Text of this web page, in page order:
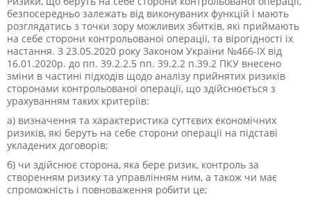
безпосередньо залежать від виконуваних функцій і мають
розглядатись з точки зору можливих збитків, які приймають
на себе сторони контрольованої операції, та вірогідності їх
настання. З 23.05.2020 року Законом України №466-ІХ від
16.01.2020р. до пп. 39.2.2.5 пп. 39.2.2 п.39.2 ПКУ внесено
зміни в частині підходів щодо аналізу прийнятих ризиків
сторонами контрольованої операції, що здійснюється з
урахуванням таких критеріїв:
а) визначення та характеристика суттєвих економічних
ризиків, які беруть на себе сторони операції на підставі
укладених договорів;
б) чи здійснює сторона, яка бере ризик, контроль за
створенням ризику та управлінням ним, а також чи має
спроможність і повноваження робити це;